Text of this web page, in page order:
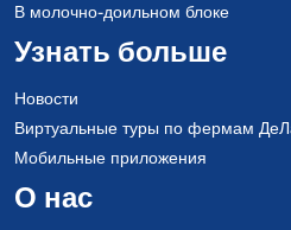
В молочно-доильном блоке
Узнать больше
Новости
Виртуальные туры по фермам
Мобильные приложения
О нас